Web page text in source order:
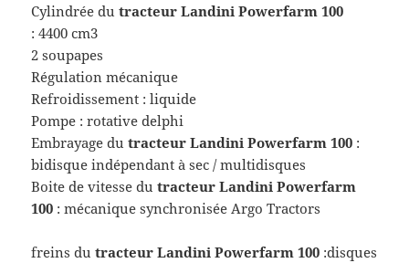
Cylindrée dutracteur Landini Powerfarm 100
: 4400 cm3
2 soupapes
Régulation mécanique
Refroidissement : liquide
Pompe : rotative delphi
Embrayage du tracteur Landini Powerfarm 100 :
bidisque indépendant à sec / multidisques
Boite de vitesse dutracteur Landini Powerfarm
100 : mécanique synchronisée Argo Tractors
freins dutracteur Landini Powerfarm 100 :disques